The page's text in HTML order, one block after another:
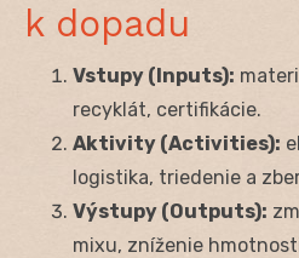
k dopadu
Vstupy (Inputs):
recyklát, certifikácie.
Aktivity (Activities):
logistika, triedenie a
Výstupy (Outputs):
mixu, zníženie